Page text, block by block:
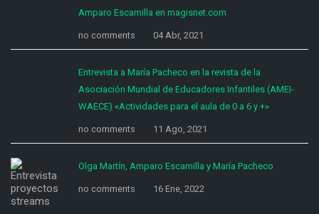
Amparo Escamilla en magisnet.com
no comments 04 Abr, 2021
Entrevista a María Pacheco en la revista de la
Asociación Mundial de Educadores Infantiles (AMEI-
WAECE) «Actividades para el aula de 0 a 6 y +»
no comments 11 Ago, 2021
Olga Martín, Amparo Escamilla y María Pacheco
no comments 16 Ene, 2022